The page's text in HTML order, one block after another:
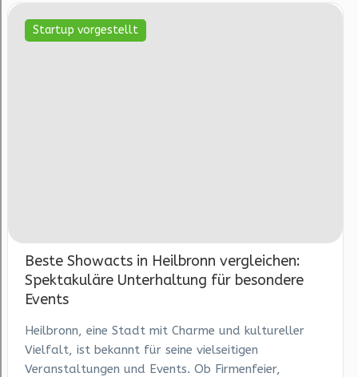
Startup vorgestellt
Beste Showacts in Heilbronn vergleichen:
Spektakuläre Unterhaltung für besondere
Events
Heilbronn, eine Stadt mit Charme und kultureller
Vielfalt, ist bekannt für seine vielseitigen
Veranstaltungen und Events. Ob Firmenfeier,